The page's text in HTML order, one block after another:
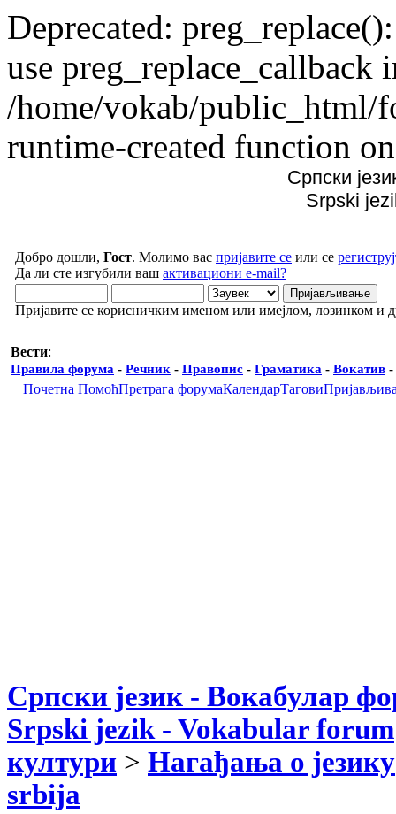
Deprecated:
use preg_replace_callback
/home/vokab/public_html/
runtime-created function
Српски
Srpski
Добро дошли, Гост. Молимо вас пријавите се или се
Да ли сте изгубили ваш активациони e-mail?
Пријавите се корисничким именом или имејлом, лозинком и
Вести:
Правила форума - Речник - Правопис - Граматика - Вокатив -
Почетна ПомоћПретрага форумаКалендарТагови
Српски језик - Вокабулар
Srpski jezik - Vokabular forum
култури > Нагађања о језику
srbija